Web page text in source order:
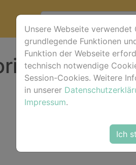
Unsere Webseite
grundlegende Funktionen
Funktion der Webseite
technisch notwendige
Session-Cookies. Weitere
in unserer
Impressum.
Ich